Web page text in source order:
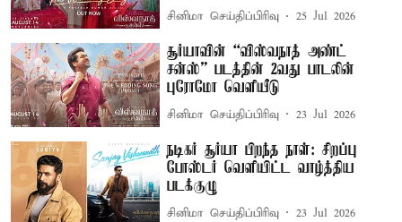
சினிமா செய்திப்பிரிவு 25 Jul 2026
சூர்யாவின் “விஸ்வநாத் அண்ட்
சன்ஸ்” படத்தின் 2வது பாடலின்
புரோமோ வெளியீடு
சினிமா செய்திப்பிரிவு 23 Jul 2026
நடிகர் சூர்யா பிறந்த நாள்: சிறப்பு
போஸ்டர் வெளியிட்ட வாழ்த்திய
படக்குழு
சினிமா செய்திப்பிரிவு 23 Jul 2026